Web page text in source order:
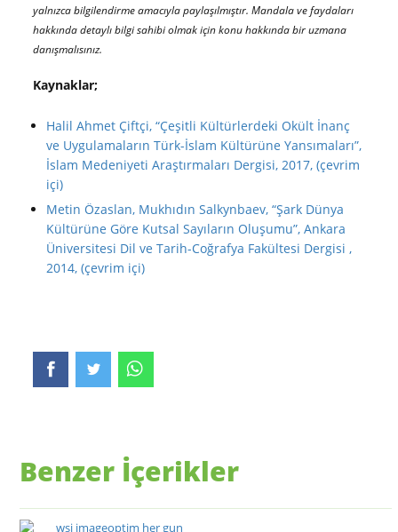
yalnızca bilgilendirme amacıyla paylaşılmıştır. Mandala ve faydaları
hakkında detaylı bilgi sahibi olmak için konu hakkında bir uzmana
danışmalısınız.
Kaynaklar;
Halil Ahmet Çiftçi, “Çeşitli Kültürlerdeki Okült İnanç
ve Uygulamaların Türk-İslam Kültürüne Yansımaları”,
İslam Medeniyeti Araştırmaları Dergisi, 2017, (çevrim
içi)
Metin Özaslan, Mukhıdın Salkynbaev, “Şark Dünya
Kültürüne Göre Kutsal Sayıların Oluşumu”, Ankara
Üniversitesi Dil ve Tarih-Coğrafya Fakültesi Dergisi ,
2014, (çevrim içi)
Benzer İçerikler